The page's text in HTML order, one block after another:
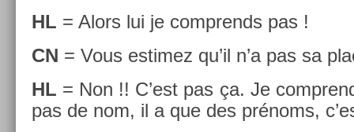
HL = Alors lui je com­prends pas !
CN = Vous es­timez qu’il n’a pas sa
HL = Non !! C’est pas ça. Je
pas de nom, il a que des prénoms,